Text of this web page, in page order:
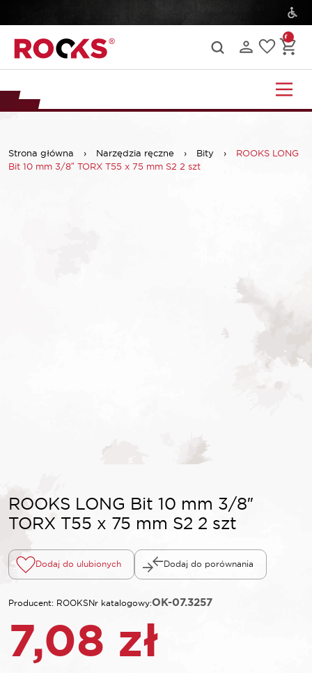
Strona główna › Narzędzia ręczne › Bity ›
ROOKS LONG
Bit 10 mm 3/8″ TORX T55 x 75 mm S2 2 szt
ROOKS LONG Bit 10 mm 3/8″
TORX T55 x 75 mm S2 2 szt
Dodaj do ulubionych Dodaj do porównania
Producent: ROOKSNr katalogowy:OK-07.3257
7,08 zł